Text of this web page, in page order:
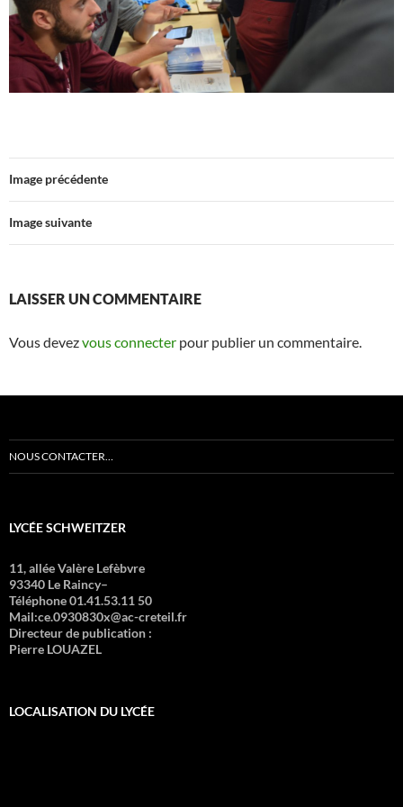
Image précédente
Image suivante
LAISSER UN COMMENTAIRE
Vous devezvous connecter pour publier un commentaire.
NOUS CONTACTER…
LYCÉE SCHWEITZER
11, allée Valère Lefèbvre
93340 Le Raincy–
Téléphone 01.41.53.11 50
Mail:ce.0930830x@ac-creteil.fr
Directeur de publication :
Pierre LOUAZEL
LOCALISATION DU LYCÉE